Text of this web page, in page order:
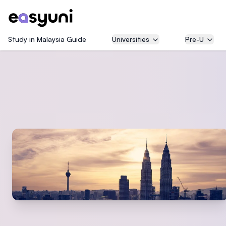
Study in Malaysia Guide Universities Pre-U